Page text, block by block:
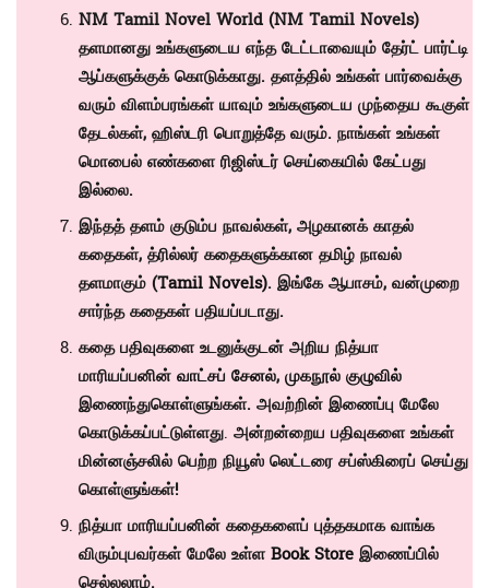
NM Tamil Novel World (NM Tamil Novels)
தளமானது உங்களுடைய எந்த டேட்டாவையும் தேர்ட் பார்ட்டி
ஆப்களுக்குக் கொடுக்காது. தளத்தில் உங்கள் பார்வைக்கு
வரும் விளம்பரங்கள் யாவும் உங்களுடைய முந்தைய கூகுள்
தேடல்கள், ஹிஸ்டரி பொறுத்தே வரும். நாங்கள் உங்கள்
மொபைல் எண்களை ரிஜிஸ்டர் செய்கையில் கேட்பது
இல்லை.
இந்தத் தளம் குடும்ப நாவல்கள், அழகானக் காதல்
கதைகள், த்ரில்லர் கதைகளுக்கான தமிழ் நாவல்
தளமாகும் (Tamil Novels). இங்கே ஆபாசம், வன்முறை
சார்ந்த கதைகள் பதியப்படாது.
கதை பதிவுகளை உடனுக்குடன் அறிய நித்யா
மாரியப்பனின்வாட்சப் சேனல்,முகநூல் குழுவில்
இணைந்துகொள்ளுங்கள். அவற்றின் இணைப்பு மேலே
கொடுக்கப்பட்டுள்ளது. அன்றன்றைய பதிவுகளை உங்கள்
மின்னஞ்சலில் பெற்ற நியூஸ் லெட்டரை சப்ஸ்கிரைப் செய்து
கொள்ளுங்கள்!
நித்யா மாரியப்பனின் கதைகளைப் புத்தகமாக வாங்க
விரும்புபவர்கள் மேலே உள்ளBook Storeஇணைப்பில்